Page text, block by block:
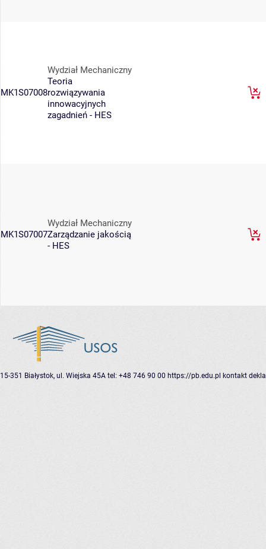
MK1S07008
Wydział Mechaniczny
Teoria
rozwiązywania
innowacyjnych
zagadnień - HES
MK1S07007
Wydział Mechaniczny
Zarządzanie jakością
- HES
15-351 Białystok, ul. Wiejska 45A tel: +48 746 90 00 https://pb.edu.pl kontakt